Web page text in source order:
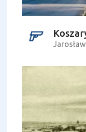
Jarosław